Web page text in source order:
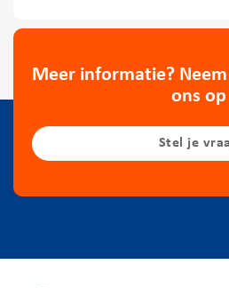
Meer informatie?
ons op
Stel je